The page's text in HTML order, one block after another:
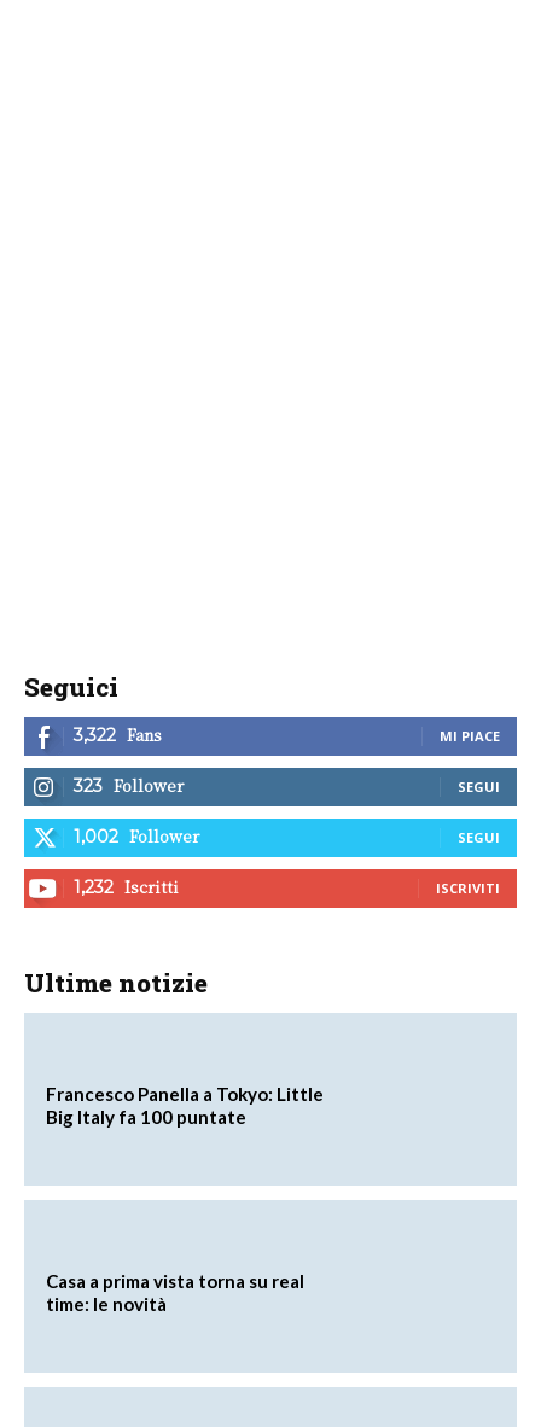
Seguici
3,322 Fans MI PIACE
323 Follower SEGUI
1,002 Follower SEGUI
1,232 Iscritti ISCRIVITI
Ultime notizie
Francesco Panella a Tokyo: Little
Big Italy fa 100 puntate
Casa a prima vista torna su real
time: le novità